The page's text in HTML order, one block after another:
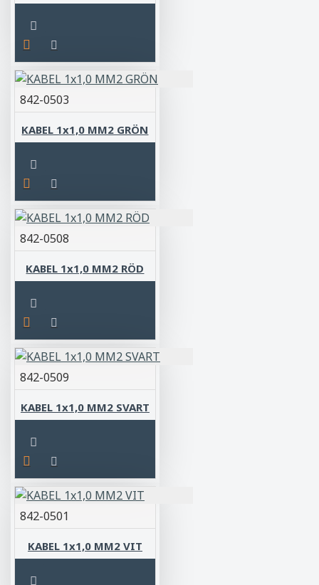
842-0503
KABEL 1x1,0 MM2 GRÖN
842-0508
KABEL 1x1,0 MM2 RÖD
842-0509
KABEL 1x1,0 MM2 SVART
842-0501
KABEL 1x1,0 MM2 VIT